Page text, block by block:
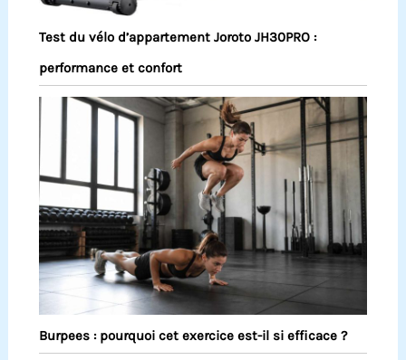
Test du vélo d’appartement Joroto JH30PRO :
performance et confort
Burpees : pourquoi cet exercice est-il si efficace ?